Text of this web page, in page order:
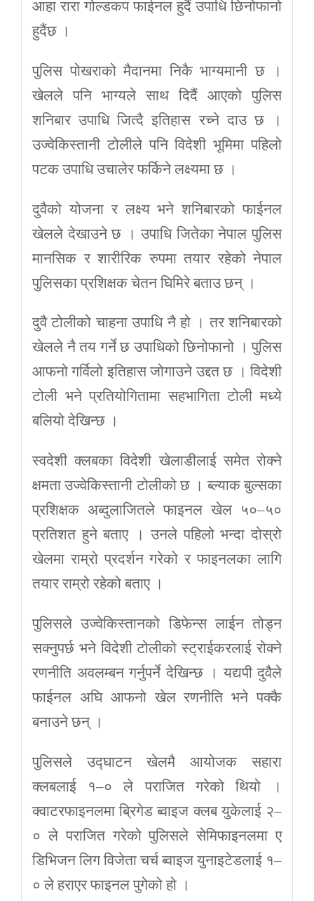
आहा रारा गोल्डकप फाईनल हुदैं उपाधि छिनोफानो
हुदैंछ ।
पुलिस पोखराको मैदानमा निकै भाग्यमानी छ ।
खेलले पनि भाग्यले साथ दिदैं आएको पुलिस
शनिबार उपाधि जित्दै इतिहास रच्ने दाउ छ ।
उज्वेकिस्तानी टोलीले पनि विदेशी भूमिमा पहिलो
पटक उपाधि उचालेर फर्किने लक्ष्यमा छ ।
दुवैको योजना र लक्ष्य भने शनिबारको फाईनल
खेलले देखाउने छ । उपाधि जितेका नेपाल पुलिस
मानसिक र शारीरिक रुपमा तयार रहेको नेपाल
पुलिसका प्रशिक्षक चेतन घिमिरे बताउ छन् ।
दुवै टोलीको चाहना उपाधि नै हो । तर शनिबारको
खेलले नै तय गर्ने छ उपाधिको छिनोफानो । पुलिस
आफनो गर्विलो इतिहास जोगाउने उद्दत छ । विदेशी
टोली भने प्रतियोगितामा सहभागिता टोली मध्ये
बलियो देखिन्छ ।
स्वदेशी क्लबका विदेशी खेलाडीलाई समेत रोक्ने
क्षमता उज्वेकिस्तानी टोलीको छ । ब्ल्याक बुल्सका
प्रशिक्षक अब्दुलाजितले फाइनल खेल ५०–५०
प्रतिशत हुने बताए । उनले पहिलो भन्दा दोस्रो
खेलमा राम्रो प्रदर्शन गरेको र फाइनलका लागि
तयार राम्रो रहेको बताए ।
पुलिसले उज्वेकिस्तानको डिफेन्स लाईन तोड्न
सक्नुपर्छ भने विदेशी टोलीको स्ट्राईकरलाई रोक्ने
रणनीति अवलम्बन गर्नुपर्ने देखिन्छ । यद्यपी दुवैले
फाईनल अघि आफनो खेल रणनीति भने पक्कै
बनाउने छन् ।
पुलिसले उद्घाटन खेलमै आयोजक सहारा
क्लबलाई १–० ले पराजित गरेको थियो ।
क्वाटरफाइनलमा ब्रिगेड ब्वाइज क्लब युकेलाई २–
० ले पराजित गरेको पुलिसले सेमिफाइनलमा ए
डिभिजन लिग विजेता चर्च ब्वाइज युनाइटेडलाई १–
० ले हराएर फाइनल पुगेको हो ।